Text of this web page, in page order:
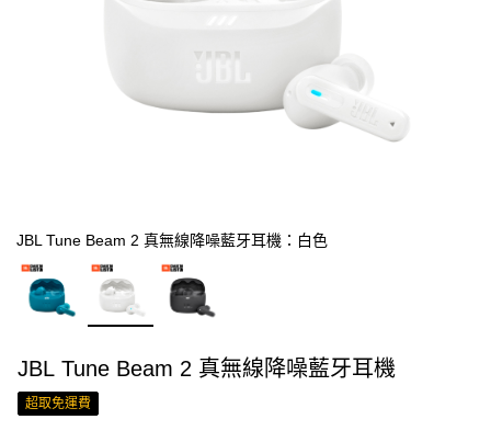
JBL Tune Beam 2 真無線降噪藍牙耳機：白色
JBL Tune Beam 2 真無線降噪藍牙耳機
超取免運費